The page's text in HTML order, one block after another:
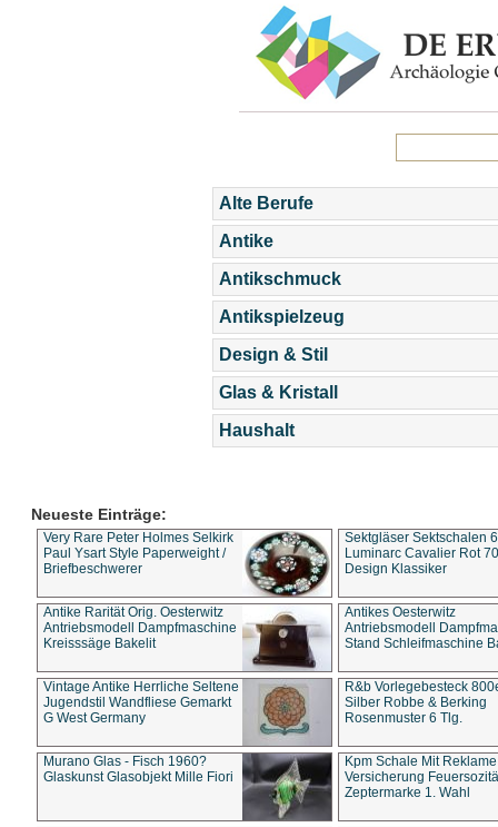
Alte Berufe
Antike
Antikschmuck
Antikspielzeug
Design & Stil
Glas & Kristall
Haushalt
Neueste Einträge:
Very Rare Peter Holmes Selkirk
Paul Ysart Style Paperweight /
Briefbeschwerer
Sektgläser Sektschalen
Luminarc Cavalier Rot
Design Klassiker
Antike Rarität Orig. Oesterwitz
Antriebsmodell Dampfmaschine
Kreisssäge Bakelit
Antikes Oesterwitz
Antriebsmodell
Stand Schleifmaschine
Vintage Antike Herrliche Seltene
Jugendstil Wandfliese Gemarkt
G West Germany
R&b Vorlegebesteck
Silber Robbe & Berking
Rosenmuster 6 Tlg.
Murano Glas - Fisch 1960?
Glaskunst Glasobjekt Mille Fiori
Kpm Schale Mit Reklame
Versicherung
Zeptermarke 1. Wahl